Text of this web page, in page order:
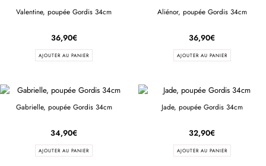
Valentine, poupée Gordis 34cm
36,90€
AJOUTER AU PANIER
Aliénor, poupée Gordis 34cm
36,90€
AJOUTER AU PANIER
Gabrielle, poupée Gordis 34cm
34,90€
AJOUTER AU PANIER
Jade, poupée Gordis 34cm
32,90€
AJOUTER AU PANIER